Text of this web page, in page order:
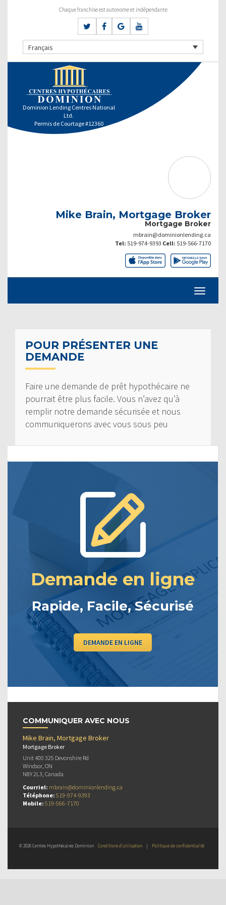
Chaque franchise est autonome et indépendante
Français
Dominion Lending Centres National
Ltd.
Permis de Courtage #12360
Mike Brain, Mortgage Broker
Mortgage Broker
mbrain@dominionlending.ca
Tel: 519-974-9393 Cell: 519-566-7170
POUR PRÉSENTER UNE
DEMANDE
Faire une demande de prêt hypothécaire ne
pourrait être plus facile. Vous n’avez qu’à
remplir notre demande sécurisée et nous
communiquerons avec vous sous peu
Demande en ligne
Rapide, Facile, Sécurisé
DEMANDE EN LIGNE
COMMUNIQUER AVEC NOUS
Mike Brain, Mortgage Broker
Mortgage Broker
Unit 400 325 Devonshire Rd
Windsor, ON
N8Y 2L3, Canada
Courriel: mbrain@dominionlending.ca
Téléphone: 519-974-9393
Mobile: 519-566-7170
© 2026 Centres Hypothécaires Dominion Conditions d’utilisation | Politique de confidentialité